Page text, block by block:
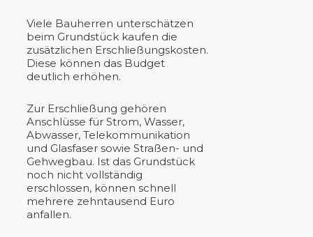
Viele Bauherren unterschätzen
beim Grundstück kaufen die
zusätzlichen Erschließungskosten.
Diese können das Budget
deutlich erhöhen.
Zur Erschließung gehören
Anschlüsse für Strom, Wasser,
Abwasser, Telekommunikation
und Glasfaser sowie Straßen- und
Gehwegbau. Ist das Grundstück
noch nicht vollständig
erschlossen, können schnell
mehrere zehntausend Euro
anfallen.